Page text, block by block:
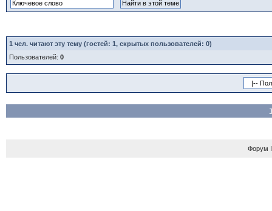
1 чел. читают эту тему (гостей: 1, скрытых пользователей: 0)
Пользователей: 0
Форум